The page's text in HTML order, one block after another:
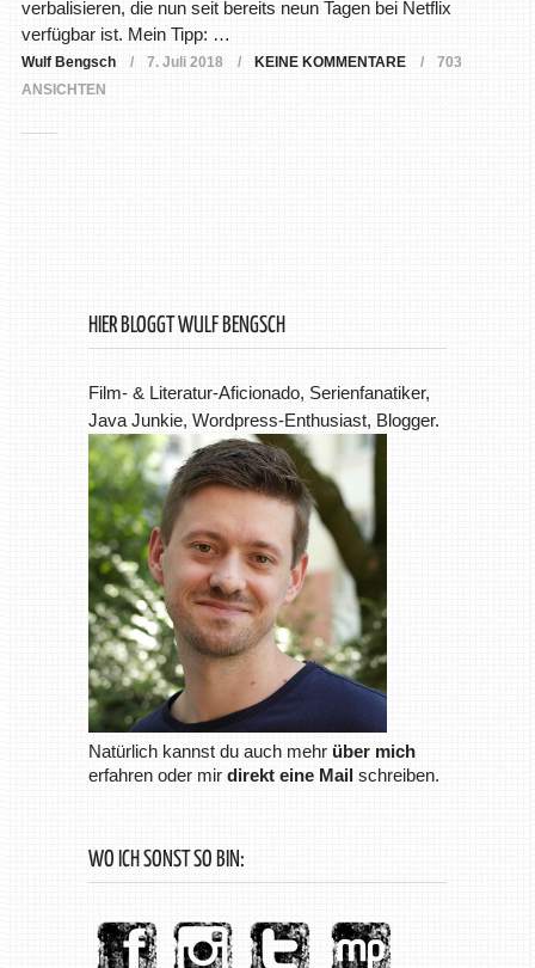
verbalisieren, die nun seit bereits neun Tagen bei Netflix
verfügbar ist. Mein Tipp: …
Wulf Bengsch 7. Juli 2018 KEINE KOMMENTARE
703
ANSICHTEN
HIER BLOGGT WULF BENGSCH
Film- & Literatur-Aficionado, Serienfanatiker,
Java Junkie, Wordpress-Enthusiast, Blogger.
Natürlich kannst du auch mehr über mich
erfahren oder mir direkt eine Mailschreiben.
WO ICH SONST SO BIN: